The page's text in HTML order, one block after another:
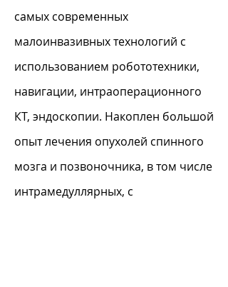
самых современных
малоинвазивных технологий с
использованием робототехники,
навигации, интраоперационного
КТ, эндоскопии. Накоплен большой
опыт лечения опухолей спинного
мозга и позвоночника, в том числе
интрамедуллярных, с